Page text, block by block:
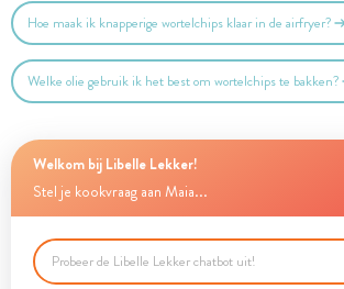
Hoe maak ik knapperige wortelchips klaar in de airfryer?
Welke olie gebruik ik het best om wortelchips te bakken?
Welkom bij Libelle Lekker!
Stel je kookvraag aan Maia...